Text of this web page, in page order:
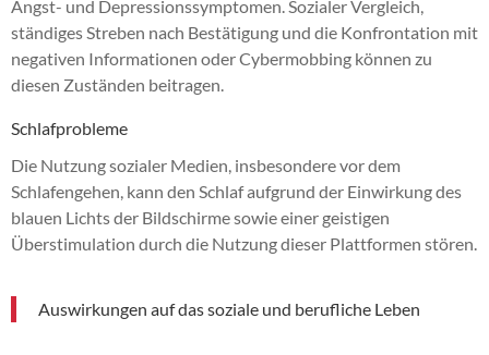
Angst- und Depressionssymptomen. Sozialer Vergleich,
ständiges Streben nach Bestätigung und die Konfrontation mit
negativen Informationen oder Cybermobbing können zu
diesen Zuständen beitragen.
Schlafprobleme
Die Nutzung sozialer Medien, insbesondere vor dem
Schlafengehen, kann den Schlaf aufgrund der Einwirkung des
blauen Lichts der Bildschirme sowie einer geistigen
Überstimulation durch die Nutzung dieser Plattformen stören.
Auswirkungen auf das soziale und berufliche Leben